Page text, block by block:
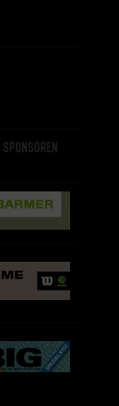
Sponsoren